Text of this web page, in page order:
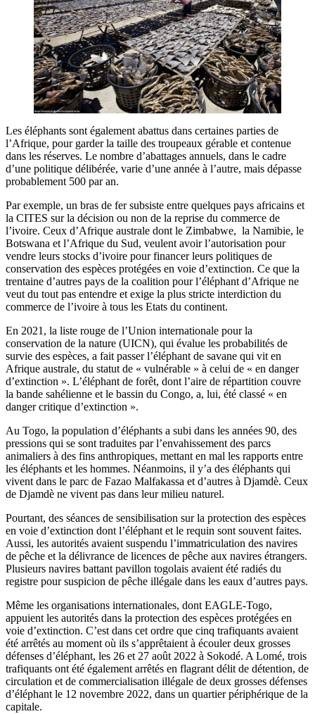
Les éléphants sont également abattus dans certaines parties de
l’Afrique, pour garder la taille des troupeaux gérable et contenue
dans les réserves. Le nombre d’abattages annuels, dans le cadre
d’une politique délibérée, varie d’une année à l’autre, mais dépasse
probablement 500 par an.
Par exemple, un bras de fer subsiste entre quelques pays africains et
la CITES sur la décision ou non de la reprise du commerce de
l’ivoire. Ceux d’Afrique australe dont le Zimbabwe, la Namibie, le
Botswana et l’Afrique du Sud, veulent avoir l’autorisation pour
vendre leurs stocks d’ivoire pour financer leurs politiques de
conservation des espèces protégées en voie d’extinction. Ce que la
trentaine d’autres pays de la coalition pour l’éléphant d’Afrique ne
veut du tout pas entendre et exige la plus stricte interdiction du
commerce de l’ivoire à tous les Etats du continent.
En 2021, la liste rouge de l’Union internationale pour la
conservation de la nature (UICN), qui évalue les probabilités de
survie des espèces, a fait passer l’éléphant de savane qui vit en
Afrique australe, du statut de « vulnérable » à celui de « en danger
d’extinction ». L’éléphant de forêt, dont l’aire de répartition couvre
la bande sahélienne et le bassin du Congo, a, lui, été classé « en
danger critique d’extinction ».
Au Togo, la population d’éléphants a subi dans les années 90, des
pressions qui se sont traduites par l’envahissement des parcs
animaliers à des fins anthropiques, mettant en mal les rapports entre
les éléphants et les hommes. Néanmoins, il y’a des éléphants qui
vivent dans le parc de Fazao Malfakassa et d’autres à Djamdè. Ceux
de Djamdè ne vivent pas dans leur milieu naturel.
Pourtant, des séances de sensibilisation sur la protection des espèces
en voie d’extinction dont l’éléphant et le requin sont souvent faites.
Aussi, les autorités avaient suspendu l’immatriculation des navires
de pêche et la délivrance de licences de pêche aux navires étrangers.
Plusieurs navires battant pavillon togolais avaient été radiés du
registre pour suspicion de pêche illégale dans les eaux d’autres pays.
Même les organisations internationales, dont EAGLE-Togo,
appuient les autorités dans la protection des espèces protégées en
voie d’extinction. C’est dans cet ordre que cinq trafiquants avaient
été arrêtés au moment où ils s’apprêtaient à écouler deux grosses
défenses d’éléphant, les 26 et 27 août 2022 à Sokodé. A Lomé, trois
trafiquants ont été également arrêtés en flagrant délit de détention, de
circulation et de commercialisation illégale de deux grosses défenses
d’éléphant le 12 novembre 2022, dans un quartier périphérique de la
capitale.